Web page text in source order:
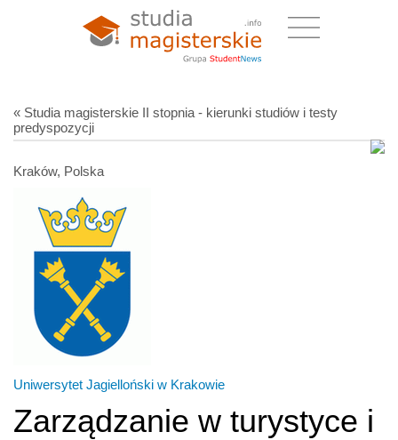
« Studia magisterskie II stopnia - kierunki studiów i testy
predyspozycji
Kraków, Polska
Uniwersytet Jagielloński w Krakowie
Zarządzanie w turystyce i